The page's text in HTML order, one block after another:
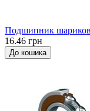
Подшипник
16.46 грн
До кошика